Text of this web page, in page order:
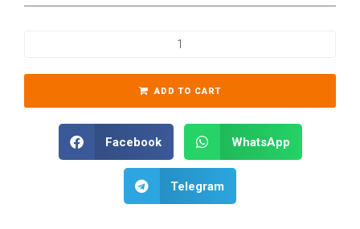
ADD TO CART
Facebook WhatsApp
Telegram